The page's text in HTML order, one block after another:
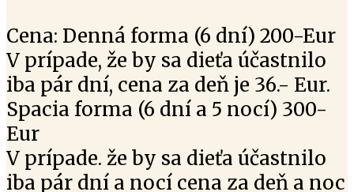
Cena: Denná forma (6 dní) 200-Eur
V prípade, že by sa dieťa účastnilo
iba pár dní, cena za deň je 36.- Eur.
Spacia forma (6 dní a 5 nocí) 300-
Eur
V prípade. že by sa dieťa účastnilo
iba pár dní a nocí cena za deň a noc